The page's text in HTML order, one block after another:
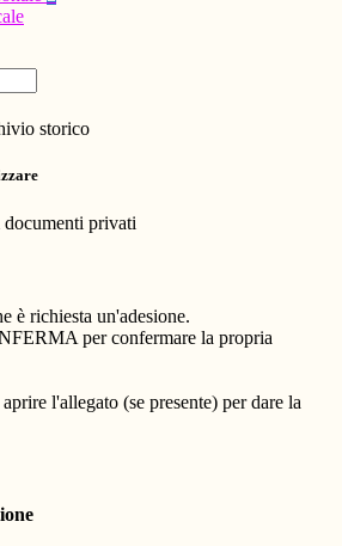
storico
privati
è richiesta un'adesione.
per confermare la propria
l'allegato (se presente) per dare la